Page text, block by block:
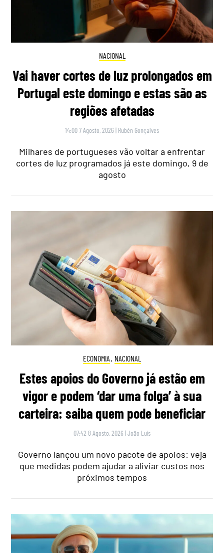
NACIONAL
Vai haver cortes de luz prolongados em
Portugal este domingo e estas são as
regiões afetadas
14:00 7 Agosto, 2026 | Rubén Gonçalves
Milhares de portugueses vão voltar a enfrentar
cortes de luz programados já este domingo, 9 de
agosto
ECONOMIA , NACIONAL
Estes apoios do Governo já estão em
vigor e podem ‘dar uma folga’ à sua
carteira: saiba quem pode beneficiar
07:42 8 Agosto, 2026 |João Luís
Governo lançou um novo pacote de apoios: veja
que medidas podem ajudar a aliviar custos nos
próximos tempos